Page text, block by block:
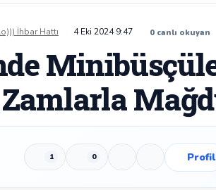
İhbar Hattı 4 Eki 2024 9:47 0 canlı okuyan
Beğen
1 Beğenmeme
0 Paylaş Profil